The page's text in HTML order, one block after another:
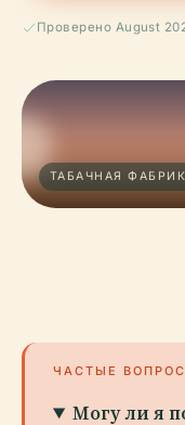
Проверено August
ТАБАЧНАЯ
ЧАСТЫЕ
Могу ли я